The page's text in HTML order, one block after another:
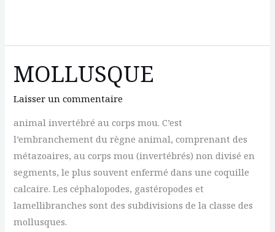
PEARL
MOLLUSQUE
Laisser un commentaire
animal invertébré au corps mou. C’est
l’embranchement du règne animal, comprenant des
métazoaires, au corps mou (invertébrés) non divisé en
segments, le plus souvent enfermé dans une coquille
calcaire. Les céphalopodes, gastéropodes et
lamellibranches sont des subdivisions de la classe des
mollusques.